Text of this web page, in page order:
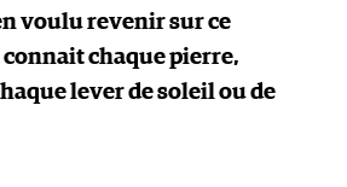
voulu revenir sur ce
chaque pierre,
lever de soleil ou de